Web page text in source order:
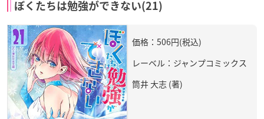
ぼくたちは勉強ができない(21)
価格：506円(税込)
レーベル：ジャンプコミックス
筒井 大志 (著)